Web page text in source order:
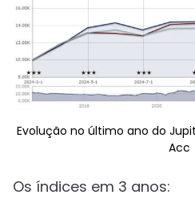
Evolução no último ano do
Acc
Os índices em 3 anos: